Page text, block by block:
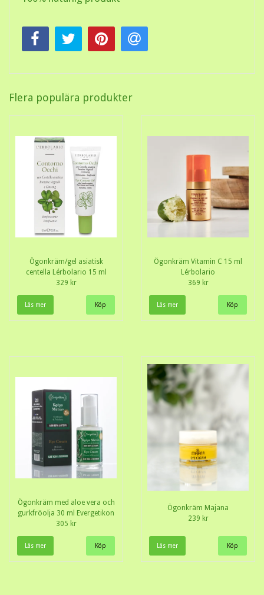
Flera populära produkter
Ögonkräm/gel asiatisk
centella Lérbolario 15 ml
329 kr
Läs mer
Ögonkräm Vitamin C 15 ml
Lérbolario
369 kr
Läs mer
Ögonkräm med aloe vera och
gurkfröolja 30 ml Evergetikon
305 kr
Läs mer
Ögonkräm Majana
239 kr
Läs mer